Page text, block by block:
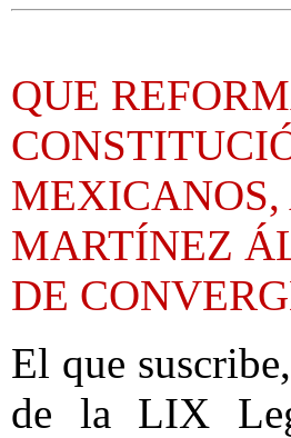
QUE
MEXICANOS,
MARTÍNEZ
DE
El que
de la LIX